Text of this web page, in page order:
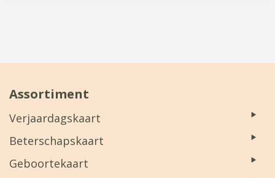
Assortiment
Verjaardagskaart
Beterschapskaart
Geboortekaart